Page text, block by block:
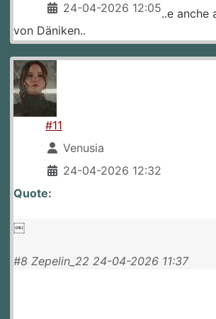
24-04-2026 12:05..e anche
von Däniken..
#11
Venusia
24-04-2026 12:32
Quote:
￼
#8 Zepelin_22 24-04-2026 11:37